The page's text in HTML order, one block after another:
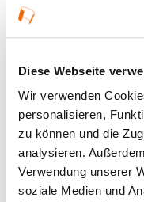
Diese Webseite
Wir verwenden
personalisieren,
zu können und die
analysieren.
Verwendung unserer
soziale Medien und